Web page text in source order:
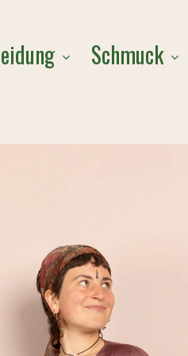
Schmuck